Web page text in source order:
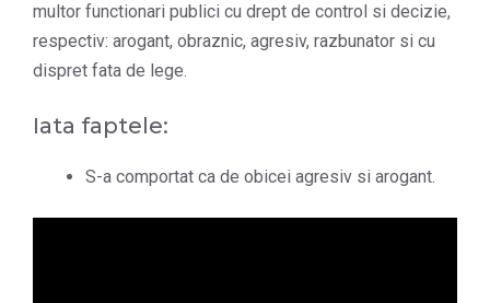
multor functionari publici cu drept de control si decizie,
respectiv: arogant, obraznic, agresiv, razbunator si cu
dispret fata de lege.
Iata faptele:
S-a comportat ca de obicei agresiv si arogant.